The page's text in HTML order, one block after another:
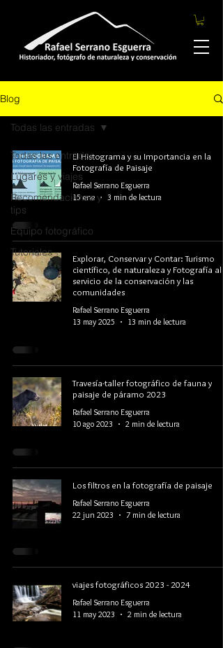
Blog
Todas las entradas
Lugares y viajes
Recomendaciones y
tips
Equipo fotográfico
Tutoriales
Todas las entradas
El Histograma y su Importancia en la
Fotografía de Paisaje
Rafael Serrano Esguerra
15 ene
3 min de lectura
Explorar, Conservar y Contar: Turismo
científico, de naturaleza y Fotografía al
servicio de la conservación y las
comunidades
Rafael Serrano Esguerra
13 may 2025
13 min de lectura
Travesía-taller fotográfico de fauna y
paisaje de páramo 2023
Rafael Serrano Esguerra
10 ago 2023
2 min de lectura
Los filtros en la fotografía de paisaje
Rafael Serrano Esguerra
22 jun 2023
7 min de lectura
viajes fotográficos 2023 - 2024
Rafael Serrano Esguerra
11 may 2023
2 min de lectura